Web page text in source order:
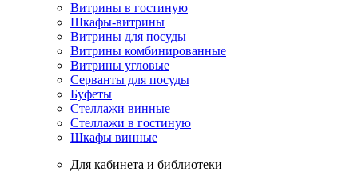
Витрины в гостиную
Шкафы-витрины
Витрины для посуды
Витрины комбинированные
Витрины угловые
Серванты для посуды
Буфеты
Стеллажи винные
Стеллажи в гостиную
Шкафы винные
Для кабинета и библиотеки